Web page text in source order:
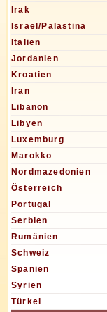
Irak
Israel/Palästina
Italien
Jordanien
Kroatien
Iran
Libanon
Libyen
Luxemburg
Marokko
Nordmazedonien
Österreich
Portugal
Serbien
Rumänien
Schweiz
Spanien
Syrien
Türkei